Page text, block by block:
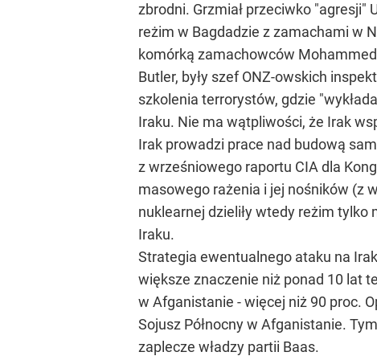
zbrodni. Grzmiał przeciwko "agresji"
reżim w Bagdadzie z zamachami w
komórką zamachowców
Butler, były szef ONZ-owskich
szkolenia terrorystów, gdzie
Iraku. Nie ma wątpliwości, że Irak
Irak prowadzi prace nad budową
z wrześniowego raportu CIA dla
masowego rażenia i jej nośników (z
nuklearnej dzieliły wtedy reżim
Iraku.
Strategia ewentualnego ataku na
większe znaczenie niż ponad 10 lat
w Afganistanie - więcej niż 90 proc.
Sojusz Północny w Afganistanie.
zaplecze władzy partii Baas.